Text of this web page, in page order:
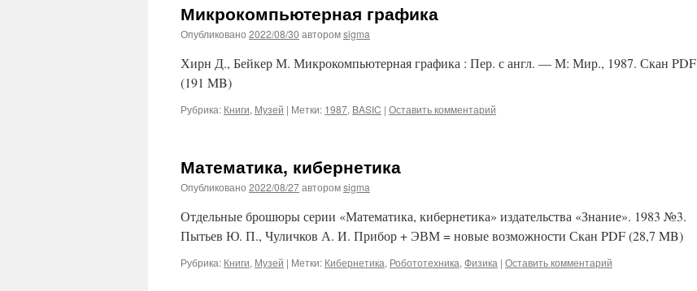
Микрокомпьютерная графика
Опубликовано 2022/08/30 авторомsigma
Хирн Д., Бейкер М. Микрокомпьютерная графика : Пер. с англ. — М: Мир., 1987. Скан PDF
(191 MB)
Рубрика: Книги, Музей | Метки: 1987, BASIC | Оставить комментарий
Математика, кибернетика
Опубликовано 2022/08/27авторомsigma
Отдельные брошюры серии «Математика, кибернетика» издательства «Знание». 1983 №3.
Пытьев Ю. П., Чуличков А. И. Прибор + ЭВМ = новые возможности Скан PDF (28,7 MB)
Рубрика: Книги, Музей | Метки: Кибернетика, Робототехника, Физика | Оставить комментарий